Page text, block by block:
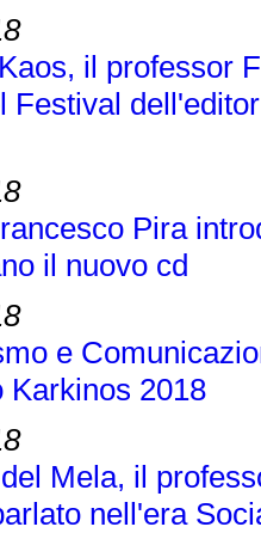
il professor
Festival
Pira
il nuovo cd
e
Karkinos 2018
Mela, il
nell'era